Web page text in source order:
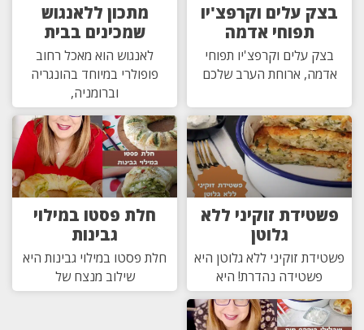
בצק עלים וקרפצ'יו
תפוחי אדמה
בצק עלים וקרפצ'יו תפוחי
אדמה, ארוחת הערב שלכם
מתכון ללאנגוש
שמכינים בבית
לאנגוש הוא מאכל רחוב
פופולרי במיוחד בהונגריה
וברומניה,
פשטידת זוקיני ללא
גלוטן
פשטידת זוקיני ללא גלוטן היא
פשטידה נהדרת! היא
חלת פסטו במילוי
גבינות
חלת פסטו במילוי גבינות היא
שילוב מנצח של